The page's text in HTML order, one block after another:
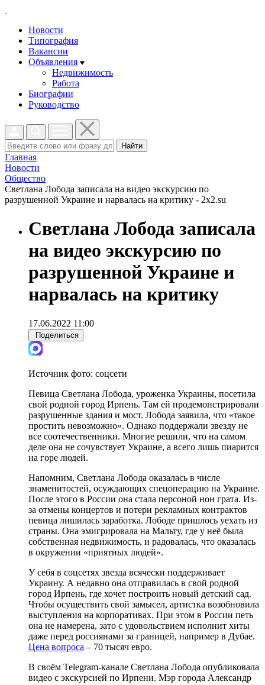
Новости
Типография
Вакансии
Объявления
Недвижимость
Работа
Биографии
Руководство
Найти
Главная
Новости
Общество
Светлана Лобода записала на видео экскурсию по
разрушенной Украине и нарвалась на критику - 2x2.su
Светлана Лобода записала
на видео экскурсию по
разрушенной Украине и
нарвалась на критику
17.06.2022 11:00
Поделиться
Источник фото: соцсети
Певица Светлана Лобода, уроженка Украины, посетила
свой родной город Ирпень. Там ей продемонстрировали
разрушенные здания и мост. Лобода заявила, что «такое
простить невозможно». Однако поддержали звезду не
все соотечественники. Многие решили, что на самом
деле она не сочувствует Украине, а всего лишь пиарится
на горе людей.
Напомним, Светлана Лобода оказалась в числе
знаменитостей, осуждающих спецоперацию на Украине.
После этого в России она стала персоной нон грата. Из-
за отмены концертов и потери рекламных контрактов
певица лишилась заработка. Лободе пришлось уехать из
страны. Она эмигрировала на Мальту, где у неё была
собственная недвижимость, и радовалась, что оказалась
в окружении «приятных людей».
У себя в соцсетях звезда всячески поддерживает
Украину. А недавно она отправилась в свой родной
город Ирпень, где хочет построить новый детский сад.
Чтобы осуществить свой замысел, артистка возобновила
выступления на корпоративах. При этом в России петь
она не намерена, зато с удовольствием исполнит хиты
даже перед россиянами за границей, например в Дубае.
Цена вопроса – 70 тысяч евро.
В своём Telegram-канале Светлана Лобода опубликовала
видео с экскурсией по Ирпени. Мэр города Александр